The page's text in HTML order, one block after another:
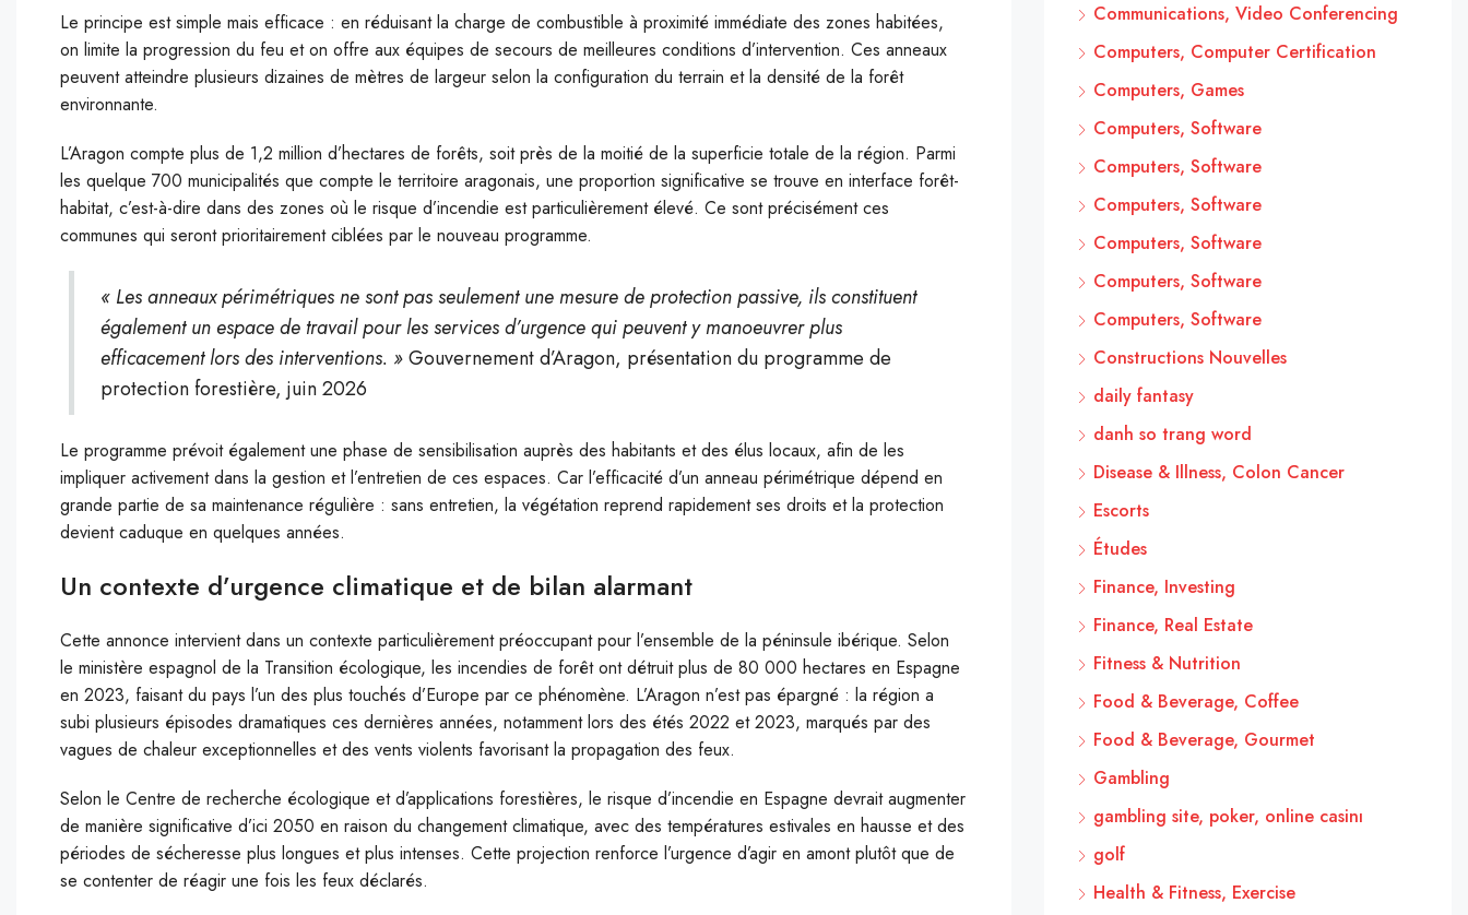
Le principe est simple mais efficace : en réduisant la charge de combustible à proximité immédiate des zones habitées,
on limite la progression du feu et on offre aux équipes de secours de meilleures conditions d’intervention. Ces anneaux
peuvent atteindre plusieurs dizaines de mètres de largeur selon la configuration du terrain et la densité de la forêt
environnante.
L’Aragon compte plus de 1,2 million d’hectares de forêts, soit près de la moitié de la superficie totale de la région. Parmi
les quelque 700 municipalités que compte le territoire aragonais, une proportion significative se trouve en interface forêt-
habitat, c’est-à-dire dans des zones où le risque d’incendie est particulièrement élevé. Ce sont précisément ces
communes qui seront prioritairement ciblées par le nouveau programme.
« Les anneaux périmétriques ne sont pas seulement une mesure de protection passive, ils constituent
également un espace de travail pour les services d’urgence qui peuvent y manoeuvrer plus
efficacement lors des interventions. »Gouvernement d’Aragon, présentation du programme de
protection forestière, juin 2026
Le programme prévoit également une phase de sensibilisation auprès des habitants et des élus locaux, afin de les
impliquer activement dans la gestion et l’entretien de ces espaces. Car l’efficacité d’un anneau périmétrique dépend en
grande partie de sa maintenance régulière : sans entretien, la végétation reprend rapidement ses droits et la protection
devient caduque en quelques années.
Un contexte d’urgence climatique et de bilan alarmant
Cette annonce intervient dans un contexte particulièrement préoccupant pour l’ensemble de la péninsule ibérique. Selon
le ministère espagnol de la Transition écologique, les incendies de forêt ont détruit plus de 80 000 hectares en Espagne
en 2023, faisant du pays l’un des plus touchés d’Europe par ce phénomène. L’Aragon n’est pas épargné : la région a
subi plusieurs épisodes dramatiques ces dernières années, notamment lors des étés 2022 et 2023, marqués par des
vagues de chaleur exceptionnelles et des vents violents favorisant la propagation des feux.
Selon le Centre de recherche écologique et d’applications forestières, le risque d’incendie en Espagne devrait augmenter
de manière significative d’ici 2050 en raison du changement climatique, avec des températures estivales en hausse et des
périodes de sécheresse plus longues et plus intenses. Cette projection renforce l’urgence d’agir en amont plutôt que de
se contenter de réagir une fois les feux déclarés.
Communications, Video Conferencing
Computers, Computer Certification
Computers, Games
Computers, Software
Computers, Software
Computers, Software
Computers, Software
Computers, Software
Computers, Software
Constructions Nouvelles
daily fantasy
danh so trang word
Disease & Illness, Colon Cancer
Escorts
Études
Finance, Investing
Finance, Real Estate
Fitness & Nutrition
Food & Beverage, Coffee
Food & Beverage, Gourmet
Gambling
gambling site, poker, online casinı
golf
Health & Fitness, Exercise